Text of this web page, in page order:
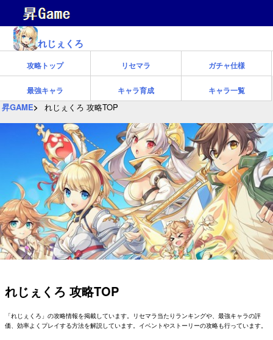
れじぇくろ
攻略トップ リセマラ ガチャ仕様
最強キャラ キャラ育成 キャラ一覧
昇GAME れじぇくろ 攻略TOP
れじぇくろ 攻略TOP
「れじぇくろ」の攻略情報を掲載しています。リセマラ当たりランキングや、最強キャラの評
価、効率よくプレイする方法を解説しています。イベントやストーリーの攻略も行っています。